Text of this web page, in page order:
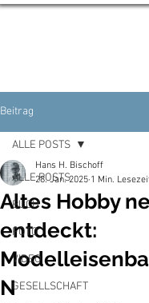
Beitrag
ALLE POSTS
BUCH
FOTO
VIDEO
GESELLSCHAFT
ALLE POSTS
Altes Hobby
entdeckt:
N
Hans H. Bischoff
28. Jan. 2025 1 Min.